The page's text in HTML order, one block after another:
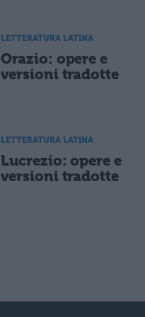
LETTERATURA LATINA
Orazio: opere e
versioni tradotte
LETTERATURA LATINA
Lucrezio: opere e
versioni tradotte